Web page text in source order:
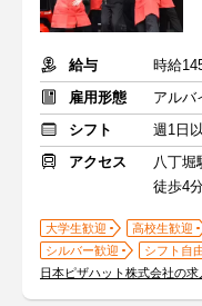
給与
時給
雇用形態
アルバ
シフト
週1日
アクセス
八丁堀
徒歩4
大学生歓迎 高校生歓迎
シルバー歓迎
シフト自
日本ピザハット株式会社の求